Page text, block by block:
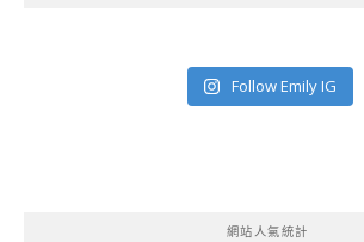
Follow Emily IG
網站人氣統計